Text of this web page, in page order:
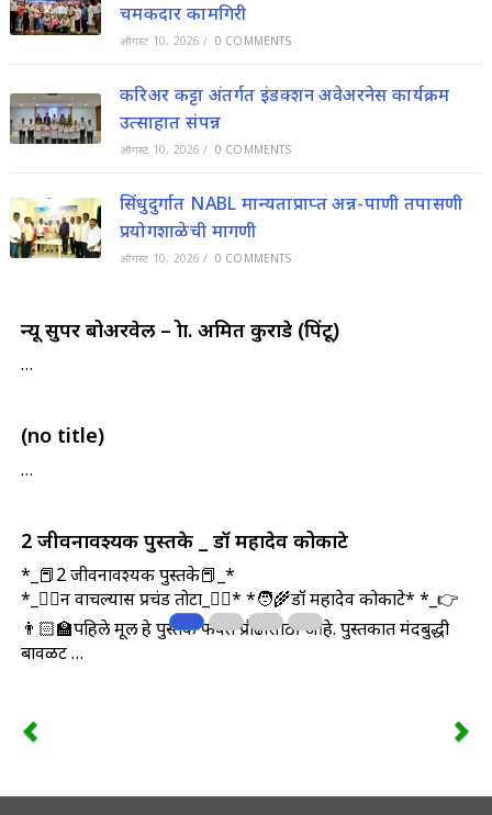
चमकदार कामगिरी
ऑगस्ट 10, 2026 / 0 COMMENTS
करिअर कट्टा अंतर्गत इंडक्शन अवेअरनेस कार्यक्रम
उत्साहात संपन्न
ऑगस्ट 10, 2026 / 0 COMMENTS
सिंधुदुर्गात NABL मान्यताप्राप्त अन्न-पाणी तपासणी
प्रयोगशाळेची मागणी
ऑगस्ट 10, 2026 / 0 COMMENTS
न्यू सुपर बोअरवेल – प्रोप्रा. अमित कुराडे (पिंटू)
…
(no title)
…
2 जीवनावश्यक पुस्तके _ डॉ महादेव कोकाटे
*_📕2 जीवनावश्यक पुस्तके📕_*
*_🤷‍♀️न वाचल्यास प्रचंड तोटा_🤷‍♂️* *🧑‍🌾डॉ महादेव कोकाटे* *_👉
👨🏻‍🏫पहिले मूल हे पुस्तक फक्त प्रौढांसाठी आहे. पुस्तकात मंदबुद्धी
बावळट …